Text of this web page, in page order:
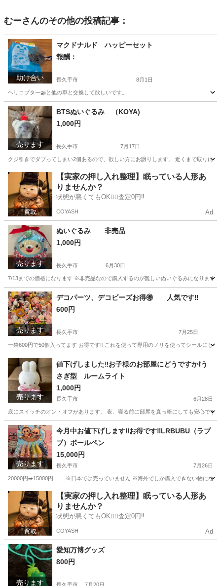
むーさんのその他の投稿記事：
助け合い
マクドナルド ハッピーセット
報酬：
長久手市 8月1日
ヘリコプター🚁と他の車と交換して欲しいです。
愛知 長久手市 交換したい
売ります
BTSぬいぐるみ （KOYA)
1,000円
長久手市 7月17日
クジ引きでダブってしまい2個あるので、欲しい方にお譲りします。 近くまで取りに来
愛知 長久手市 その他 BTS
【実家の押し入れ整理】眠っている人形あ
りませんか？
状態が悪くてもOK🙆‍♀️査定0円‼️
COYASH Ad
売ります
ぬいぐるみ 非売品
1,000円
長久手市 6月30日
7/13までの価格になります ※非売品なので購入するのが難しいぬいぐるみになります
愛知 長久手市 おもちゃ
売ります
デコパーツ、デコビーズお得🉐 人気です‼️
600円
長久手市 7月25日
一袋600円で50個入ってます お得です‼️ これを使って専用のノリを使ってシールにし
愛知 長久手市 その他 デコパーツ
売ります
値下げしました‼️お子様のお部屋にどうですか❗️う
さぎ型 ルームライト
1,000円
長久手市 6月28日
底にスイッチのオン・オフがあります。 夜、寝る前に部屋を真っ暗にしても安心です
愛知 長久手市 その他 ルームライト
売ります
今月中お値下げします‼️お得です‼️LRBUBU（ラブ
ブ）ボールペン
15,000円
長久手市 7月26日
20000円➡️15000円 ※日本では売っていません ※海外でしか購入できない物になり
愛知 長久手市 その他 ボールペン
【実家の押し入れ整理】眠っている人形あ
りませんか？
状態が悪くてもOK🙆‍♀️査定0円‼️
COYASH Ad
売ります
愛知万博グッズ
800円
長久手市 7月20日